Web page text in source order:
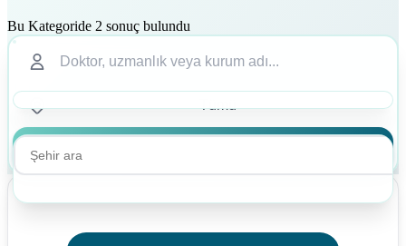
Bu Kategoride 2 sonuç bulundu